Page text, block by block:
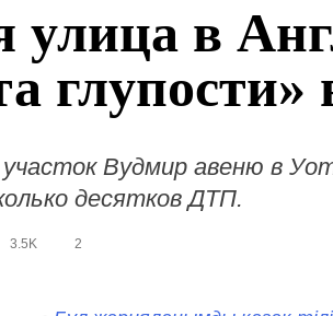
улица в
глупости»
Вудмир авеню в
десятков ДТП.
3.5K 2